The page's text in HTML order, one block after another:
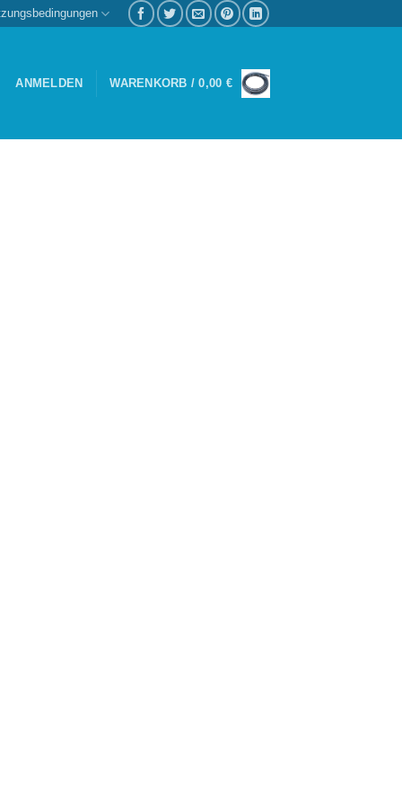
ANMELDEN WARENKORB /0,00 €